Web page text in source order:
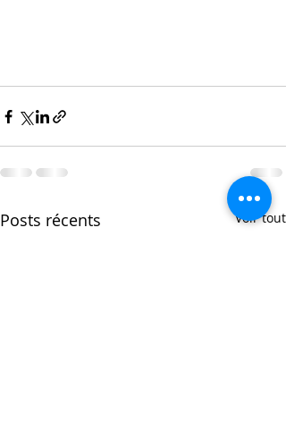
Posts récents Voir tout